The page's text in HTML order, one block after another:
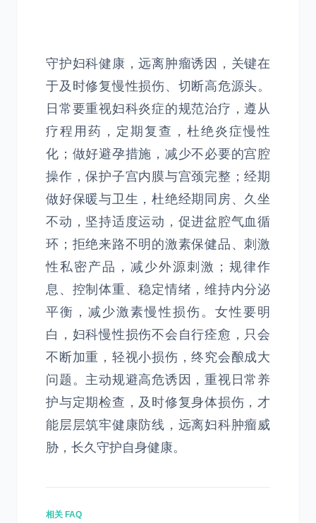
守护妇科健康，远离肿瘤诱因，关键在
于及时修复慢性损伤、切断高危源头。
日常要重视妇科炎症的规范治疗，遵从
疗程用药，定期复查，杜绝炎症慢性
化；做好避孕措施，减少不必要的宫腔
操作，保护子宫内膜与宫颈完整；经期
做好保暖与卫生，杜绝经期同房、久坐
不动，坚持适度运动，促进盆腔气血循
环；拒绝来路不明的激素保健品、刺激
性私密产品，减少外源刺激；规律作
息、控制体重、稳定情绪，维持内分泌
平衡，减少激素慢性损伤。女性要明
白，妇科慢性损伤不会自行痊愈，只会
不断加重，轻视小损伤，终究会酿成大
问题。主动规避高危诱因，重视日常养
护与定期检查，及时修复身体损伤，才
能层层筑牢健康防线，远离妇科肿瘤威
胁，长久守护自身健康。
相关 FAQ